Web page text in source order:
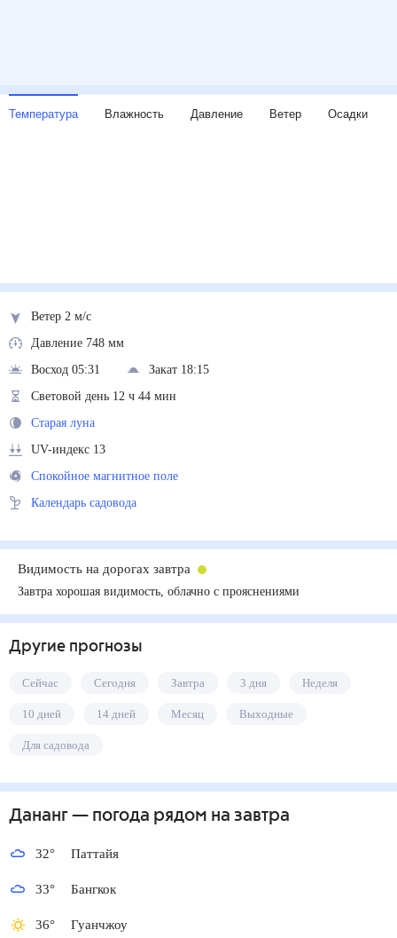
Температура Влажность Давление Ветер Осадки
Ветер 2 м/с
Давление 748 мм
Восход 05:31
Закат 18:15
Световой день 12 ч 44 мин
Старая луна
UV-индекс 13
Спокойное магнитное поле
Календарь садовода
Видимость на дорогах завтра
Завтра хорошая видимость, облачно с прояснениями
Другие прогнозы
Сейчас Сегодня Завтра 3 дня Неделя
10 дней 14 дней Месяц Выходные
Для садовода
Дананг— погода рядом на завтра
32° Паттайя
33° Бангкок
36° Гуанчжоу